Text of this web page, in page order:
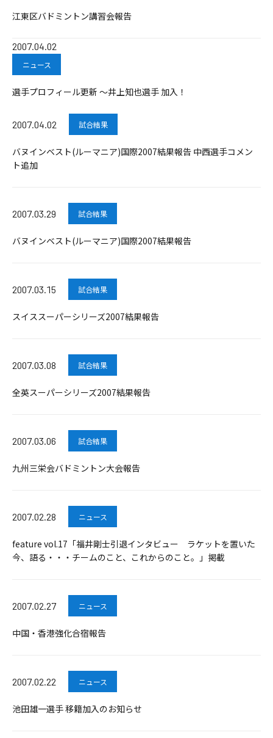
江東区バドミントン講習会報告
2007.04.02
ニュース
選手プロフィール更新 ～井上知也選手 加入！
2007.04.02 試合結果
バヌインベスト(ルーマニア)国際2007結果報告 中西選手コメン
ト追加
2007.03.29 試合結果
バヌインベスト(ルーマニア)国際2007結果報告
2007.03.15 試合結果
スイススーパーシリーズ2007結果報告
2007.03.08 試合結果
全英スーパーシリーズ2007結果報告
2007.03.06 試合結果
九州三栄会バドミントン大会報告
2007.02.28 ニュース
feature vol.17「福井剛士引退インタビュー ラケットを置いた
今、語る・・・チームのこと、これからのこと。」掲載
2007.02.27 ニュース
中国・香港強化合宿報告
2007.02.22 ニュース
池田雄一選手 移籍加入のお知らせ